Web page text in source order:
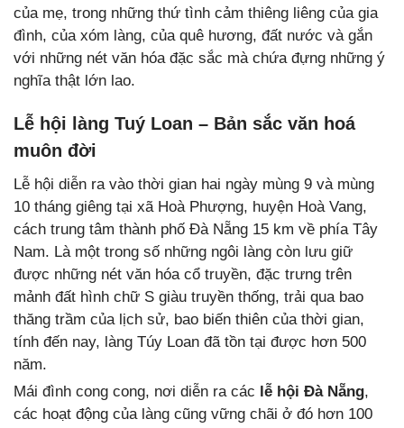
của mẹ, trong những thứ tình cảm thiêng liêng của gia
đình, của xóm làng, của quê hương, đất nước và gắn
với những nét văn hóa đặc sắc mà chứa đựng những ý
nghĩa thật lớn lao.
Lễ hội làng Tuý Loan – Bản sắc văn hoá
muôn đời
Lễ hội diễn ra vào thời gian hai ngày mùng 9 và mùng
10 tháng giêng tại xã Hoà Phượng, huyện Hoà Vang,
cách trung tâm thành phố Đà Nẵng 15 km về phía Tây
Nam. Là một trong số những ngôi làng còn lưu giữ
được những nét văn hóa cổ truyền, đặc trưng trên
mảnh đất hình chữ S giàu truyền thống, trải qua bao
thăng trầm của lịch sử, bao biến thiên của thời gian,
tính đến nay, làng Túy Loan đã tồn tại được hơn 500
năm.
Mái đình cong cong, nơi diễn ra các lễ hội Đà Nẵng,
các hoạt động của làng cũng vững chãi ở đó hơn 100